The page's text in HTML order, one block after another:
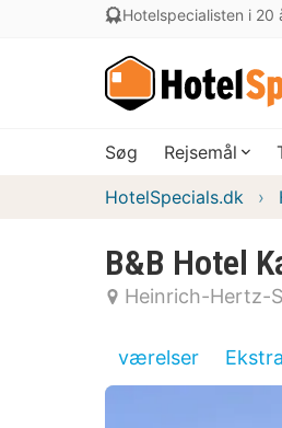
Hotelspecialisten i 20
Søg Rejsemål
HotelSpecials.dk
B&B Hotel
Heinrich-Hertz-
værelser